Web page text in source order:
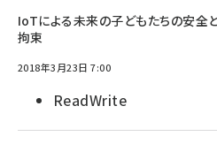
IoTによる未来の子どもたちの安全
拘束
2018年3月23日 7:00
ReadWrite